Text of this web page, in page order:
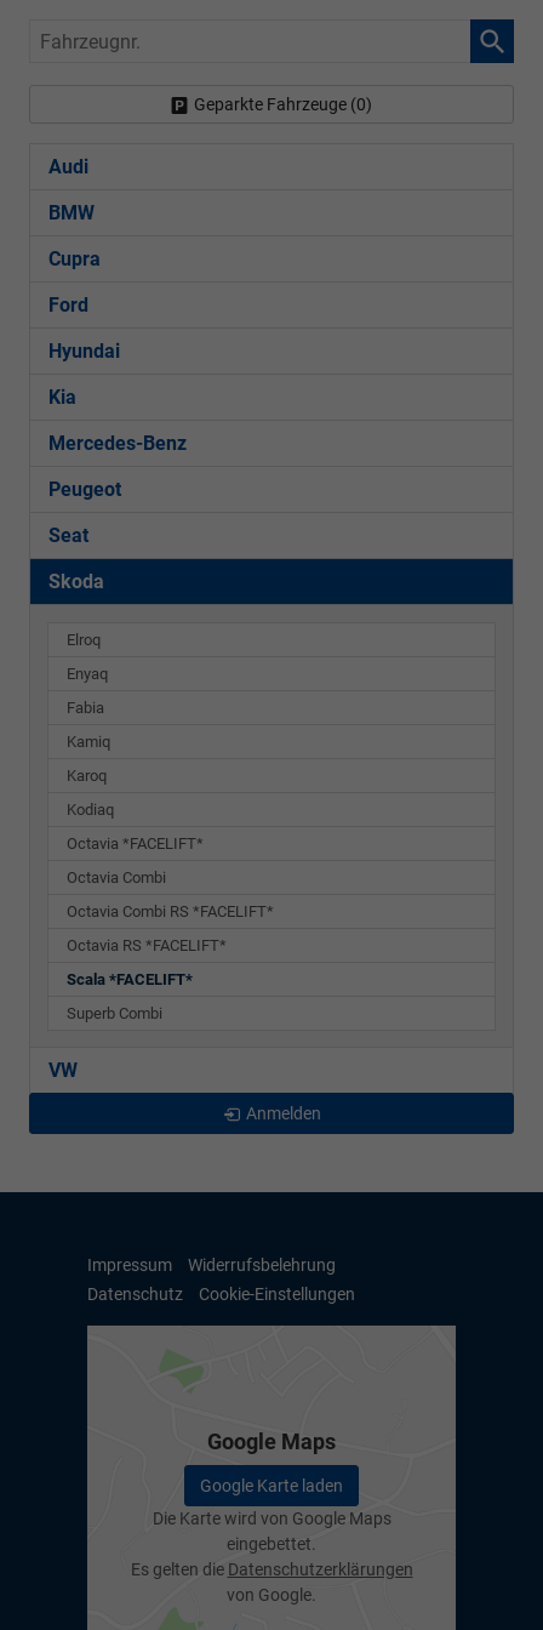
Fahrzeugnr.
Geparkte Fahrzeuge (0)
Audi
BMW
Cupra
Ford
Hyundai
Kia
Mercedes-Benz
Peugeot
Seat
Skoda
Elroq
Enyaq
Fabia
Kamiq
Karoq
Kodiaq
Octavia *FACELIFT*
Octavia Combi
Octavia Combi RS *FACELIFT*
Octavia RS *FACELIFT*
Scala *FACELIFT*
Superb Combi
VW
Anmelden
Impressum
Widerrufsbelehrung
Datenschutz
Cookie-Einstellungen
Google Maps
Google Karte laden
Die Karte wird von Google Maps
eingebettet.
Es gelten die Datenschutzerklärungen
von Google.